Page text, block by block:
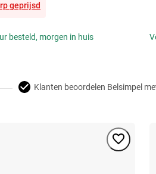
geprijsd
besteld, morgen in huis
Klanten beoordelen Belsimpel